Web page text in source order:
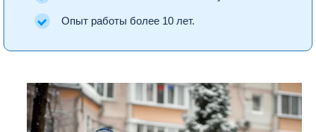
Опыт работы более 10 лет.